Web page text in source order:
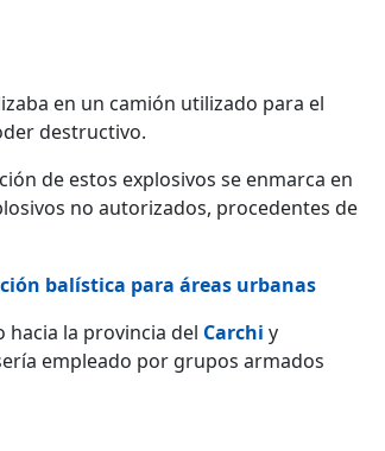
en un camión utilizado para el
destructivo.
de estos explosivos se enmarca en
no autorizados, procedentes de
balística para áreas urbanas
hacia la provincia del Carchi y
empleado por grupos armados